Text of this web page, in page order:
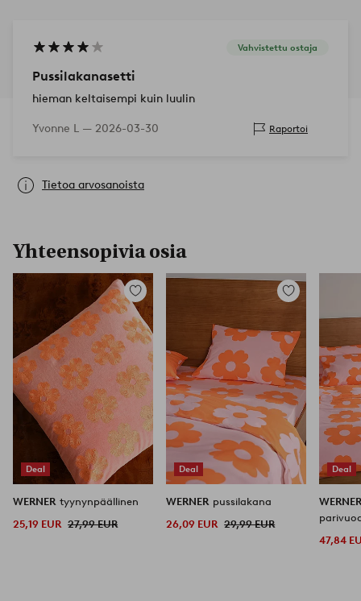
Vahvistettu ostaja
Pussilakanasetti
hieman keltaisempi kuin luulin
Yvonne L — 2026-03-30 Raportoi
Tietoa arvosanoista
Yhteensopivia osia
Deal
Lisää
suosikkeihin
WERNER tyynynpäällinen
25,19 EUR 27,99 EUR
Deal
Lisää
WERNER pussilakana
26,09 EUR 29,99 EUR
Deal
47,84